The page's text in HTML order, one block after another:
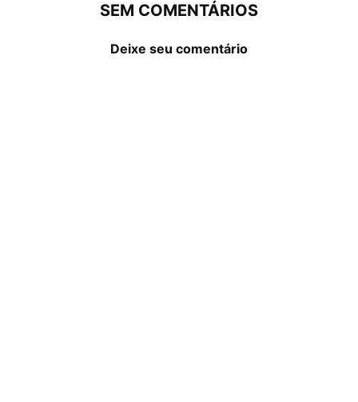
SEM COMENTÁRIOS
Deixe seu comentário